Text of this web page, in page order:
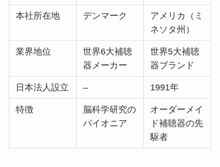
本社所在地 デンマーク
アメリカ（ミ
ネソタ州）
業界地位
世界6大補聴
器メーカー
世界5大補聴
器ブランド
日本法人設立 – 1991年
特徴
脳科学研究の
パイオニア
オーダーメイ
ド補聴器の先
駆者